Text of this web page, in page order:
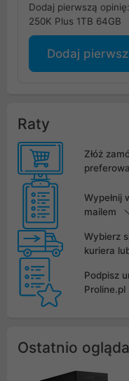
Dodaj pierwszą
250K Plus 1TB 64GB
Dodaj
Raty
Złóż
Wypełnij
mailem
Wybierz
kuriera
Podpisz
Proline.pl
Ostatnio